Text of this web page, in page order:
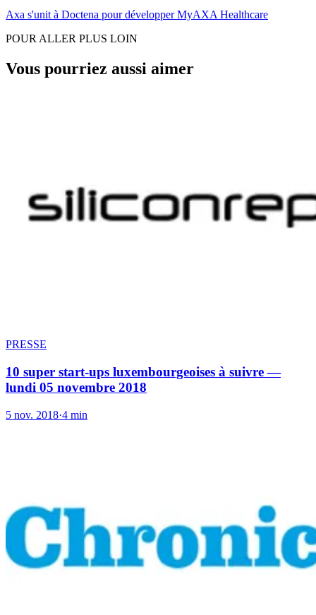
Axa s'unit à Doctena pour développer MyAXA Healthcare
POUR ALLER PLUS LOIN
Vous pourriez aussi aimer
PRESSE
10 super start-ups luxembourgeoises à suivre —
lundi 05 novembre 2018
5 nov. 2018·4 min